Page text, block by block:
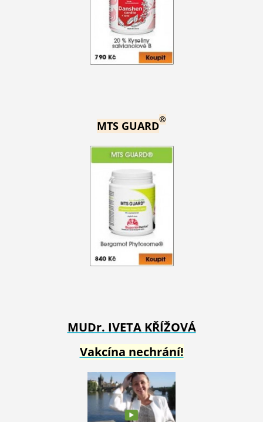
MTS GUARD®
MUDr. IVETA KŘÍŽOVÁ
Vakcína nechrání!